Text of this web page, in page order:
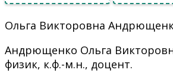
Ольга Викторовна
Андрющенко Ольга
физик, к.ф.-м.н., доцент.